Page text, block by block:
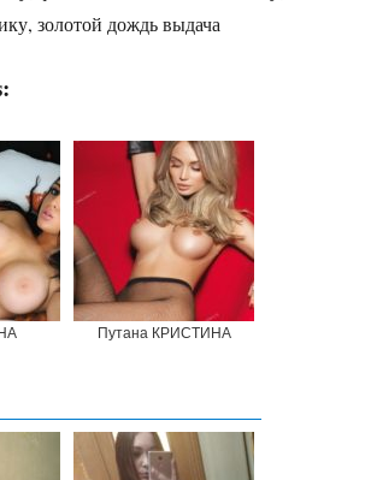
золотой дождь выдача
Путана КРИСТИНА